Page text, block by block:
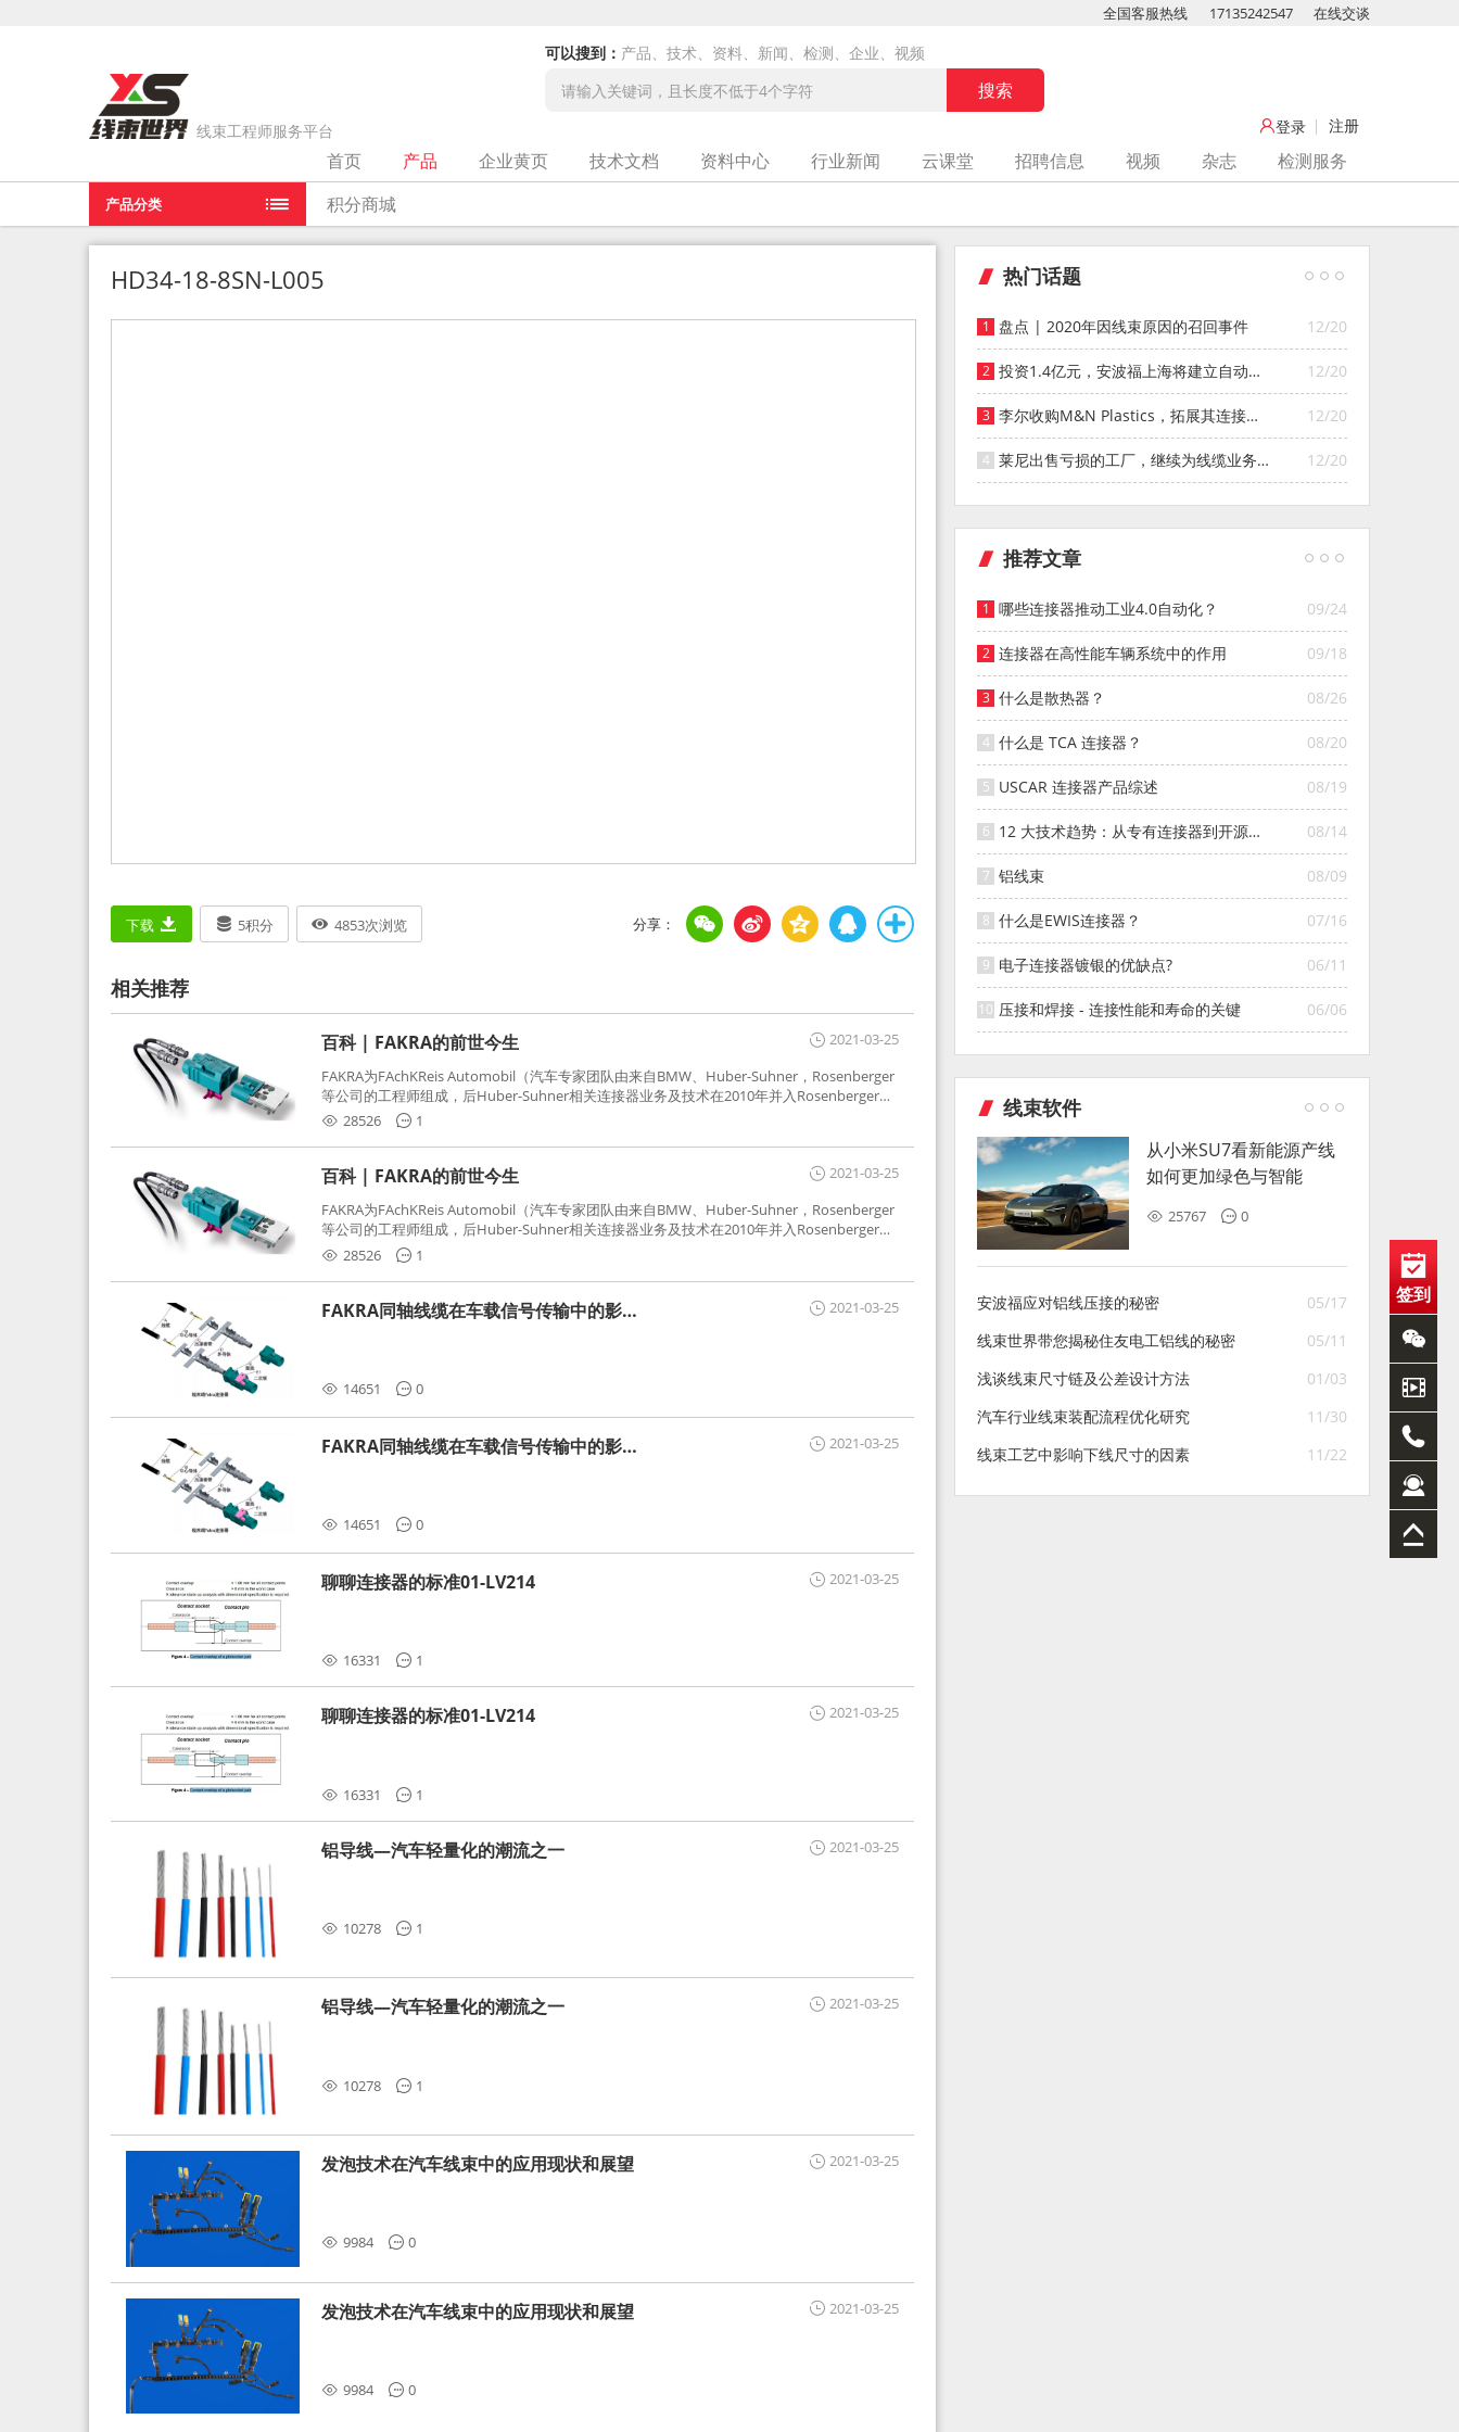
线束工程师服务平台
可以搜到： 产品、技术、资料、新闻、检测、企业、视频
全国客服热线 17135242547 在线交谈
登录 注册
产品分类
首页 产品 企业黄页 技术文档 资料中心 行业新闻 云课堂 招聘信息 视频 杂志
检测服务
积分商城
当前位置： HD34-18-8SN-L005
HD34-18-8SN-L005
下载 5积分 4853次浏览
相关推荐
2021-03-25
百科 | FAKRA的前世今生
FAKRA为FAchKReis Automobil（汽车专家团队由来自BMW、Huber-Suhner，Rosenberger
等公司的工程师组成，后Huber-Suhner相关连接器业务及技术在2010年并入Rosenberger）
缩写。起初为BMW需求用于车载收音机天线连接，如今FAKRA已成为汽车行业通用标准的射
频连接器，被业内广泛应用。
28526 1
2021-03-25
百科 | FAKRA的前世今生
FAKRA为FAchKReis Automobil（汽车专家团队由来自BMW、Huber-Suhner，Rosenberger
等公司的工程师组成，后Huber-Suhner相关连接器业务及技术在2010年并入Rosenberger）
缩写。起初为BMW需求用于车载收音机天线连接，如今FAKRA已成为汽车行业通用标准的射
频连接器，被业内广泛应用。
28526 1
2021-03-25
FAKRA同轴线缆在车载信号传输中的影响
14651 0
2021-03-25
FAKRA同轴线缆在车载信号传输中的影响
14651 0
2021-03-25
聊聊连接器的标准01-LV214
16331 1
2021-03-25
聊聊连接器的标准01-LV214
16331 1
2021-03-25
铝导线—汽车轻量化的潮流之一
10278 1
2021-03-25
铝导线—汽车轻量化的潮流之一
10278 1
2021-03-25
发泡技术在汽车线束中的应用现状和展望
9984 0
2021-03-25
发泡技术在汽车线束中的应用现状和展望
9984 0
热门话题
12/20
盘点 | 2020年因线束原因的召回事件
12/20
投资1.4亿元，安波福上海将建立自动化
智能仓库
12/20
李尔收购M&N Plastics，拓展其连接器
系统业务
12/20
莱尼出售亏损的工厂，继续为线缆业务
寻找投资者
推荐文章
09/24
哪些连接器推动工业4.0自动化？
09/18
连接器在高性能车辆系统中的作用
08/26
什么是散热器？
08/20
什么是 TCA 连接器？
08/19
USCAR 连接器产品综述
08/14
12 大技术趋势：从专有连接器到开源连
接器的演变
08/09
铝线束
07/16
什么是EWIS连接器？
06/11
电子连接器镀银的优缺点?
06/06
压接和焊接 - 连接性能和寿命的关键
线束软件
从小米SU7看新能源产线
如何更加绿色与智能
25767 0
05/17
安波福应对铝线压接的秘密
05/11
线束世界带您揭秘住友电工铝线的秘密
01/03
浅谈线束尺寸链及公差设计方法
11/30
汽车行业线束装配流程优化研究
11/22
线束工艺中影响下线尺寸的因素
签到